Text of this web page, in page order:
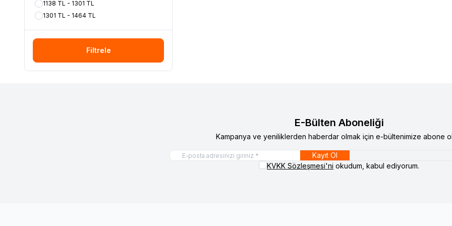
1138 TL - 1301 TL
1301 TL - 1464 TL
Filtrele
E-Bülten Aboneliği
Kampanya ve yeniliklerden haberdar olmak için e-bültenimize abone
Kayıt Ol
KVKK Sözleşmesi'ni okudum, kabul ediyorum.